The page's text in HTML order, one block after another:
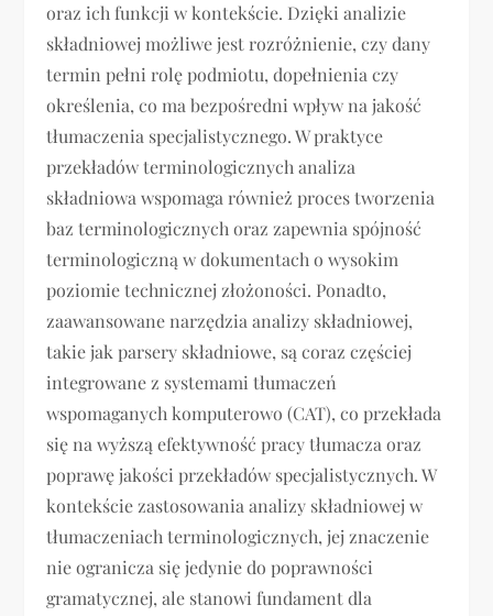
oraz ich funkcji w kontekście. Dzięki analizie
składniowej możliwe jest rozróżnienie, czy dany
termin pełni rolę podmiotu, dopełnienia czy
określenia, co ma bezpośredni wpływ na jakość
tłumaczenia specjalistycznego. W praktyce
przekładów terminologicznych analiza
składniowa wspomaga również proces tworzenia
baz terminologicznych oraz zapewnia spójność
terminologiczną w dokumentach o wysokim
poziomie technicznej złożoności. Ponadto,
zaawansowane narzędzia analizy składniowej,
takie jak parsery składniowe, są coraz częściej
integrowane z systemami tłumaczeń
wspomaganych komputerowo (CAT), co przekłada
się na wyższą efektywność pracy tłumacza oraz
poprawę jakości przekładów specjalistycznych. W
kontekście zastosowania analizy składniowej w
tłumaczeniach terminologicznych, jej znaczenie
nie ogranicza się jedynie do poprawności
gramatycznej, ale stanowi fundament dla